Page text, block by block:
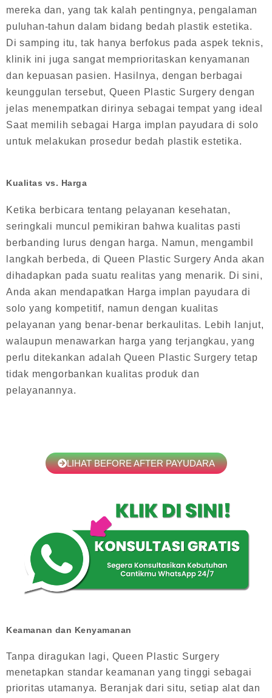
mereka dan, yang tak kalah pentingnya, pengalaman
puluhan-tahun dalam bidang bedah plastik estetika.
Di samping itu, tak hanya berfokus pada aspek teknis,
klinik ini juga sangat memprioritaskan kenyamanan
dan kepuasan pasien. Hasilnya, dengan berbagai
keunggulan tersebut, Queen Plastic Surgery dengan
jelas menempatkan dirinya sebagai tempat yang ideal
Saat memilih sebagai Harga implan payudara di solo
untuk melakukan prosedur bedah plastik estetika.
Kualitas vs. Harga
Ketika berbicara tentang pelayanan kesehatan,
seringkali muncul pemikiran bahwa kualitas pasti
berbanding lurus dengan harga. Namun, mengambil
langkah berbeda, di Queen Plastic Surgery Anda akan
dihadapkan pada suatu realitas yang menarik. Di sini,
Anda akan mendapatkan Harga implan payudara di
solo yang kompetitif, namun dengan kualitas
pelayanan yang benar-benar berkaulitas. Lebih lanjut,
walaupun menawarkan harga yang terjangkau, yang
perlu ditekankan adalah Queen Plastic Surgery tetap
tidak mengorbankan kualitas produk dan
pelayanannya.
LIHAT BEFORE AFTER PAYUDARA
Keamanan dan Kenyamanan
Tanpa diragukan lagi, Queen Plastic Surgery
menetapkan standar keamanan yang tinggi sebagai
prioritas utamanya. Beranjak dari situ, setiap alat dan